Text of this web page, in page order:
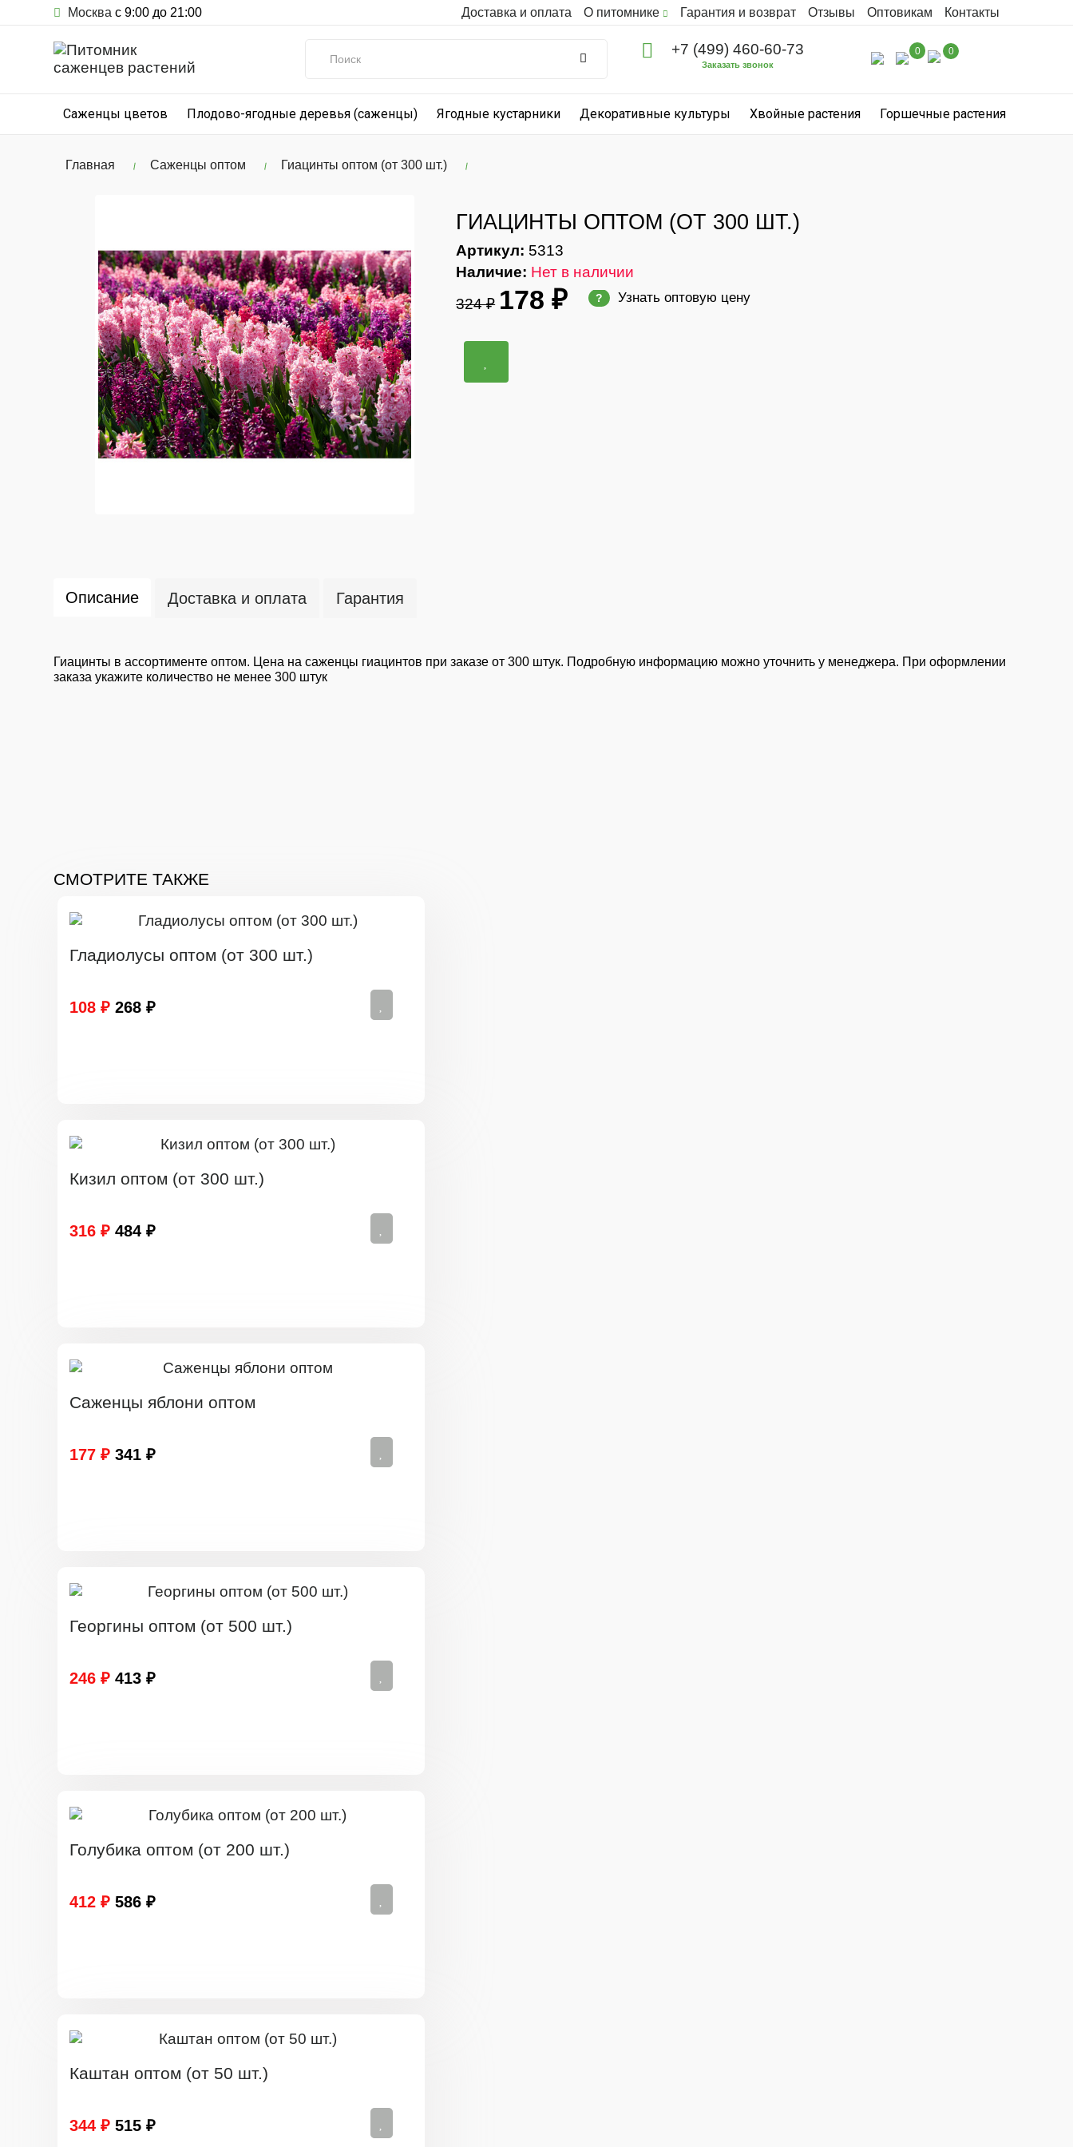
Москва с 9:00 до 21:00 Доставка и оплата О питомнике Гарантия и возврат Отзывы Оптовикам Контакты
+7 (499) 460-60-73
Заказать звонок
0 0
Саженцы цветов Плодово-ягодные деревья (саженцы) Ягодные кустарники Декоративные культуры Хвойные растения Горшечные растения
Главная Саженцы оптом Гиацинты оптом (от 300 шт.)
ГИАЦИНТЫ ОПТОМ (ОТ 300 ШТ.)
Артикул: 5313
Наличие: Нет в наличии
324 ₽ 178 ₽ ? Узнать оптовую цену
Описание Доставка и оплата Гарантия
Гиацинты в ассортименте оптом. Цена на саженцы гиацинтов при заказе от 300 штук. Подробную информацию можно уточнить у менеджера. При оформлении
заказа укажите количество не менее 300 штук
СМОТРИТЕ ТАКЖЕ
Гладиолусы оптом (от 300 шт.)
108 ₽ 268 ₽
Кизил оптом (от 300 шт.)
316 ₽ 484 ₽
Саженцы яблони оптом
177 ₽ 341 ₽
Георгины оптом (от 500 шт.)
246 ₽ 413 ₽
Голубика оптом (от 200 шт.)
412 ₽ 586 ₽
Каштан оптом (от 50 шт.)
344 ₽ 515 ₽